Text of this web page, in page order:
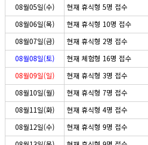
08월05일(수)
현재 휴식형 5명 접수
08월06일(목)
현재 휴식형 10명 접수
08월07일(금)
현재 휴식형 2명 접수
08월08일(토)
현재 체험형 16명 접수
08월09일(일)
현재 휴식형 3명 접수
08월10일(월)
현재 휴식형 7명 접수
08월11일(화)
현재 휴식형 4명 접수
08월12일(수)
현재 휴식형 9명 접수